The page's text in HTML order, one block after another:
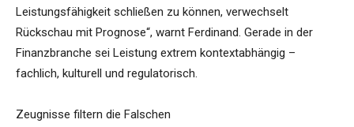
Leistungsfähigkeit schließen zu können, verwechselt
Rückschau mit Prognose“, warnt Ferdinand. Gerade in der
Finanzbranche sei Leistung extrem kontextabhängig –
fachlich, kulturell und regulatorisch.
Zeugnisse filtern die Falschen